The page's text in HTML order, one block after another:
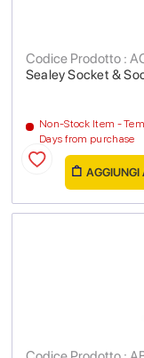
Sealey Socket &
Codice Prodotto :
Non-Stock Item -
Days from purchase
AGGIUNGI